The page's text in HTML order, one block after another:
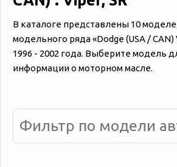
В каталоге представлены 10
модельного ряда «‎Dodge (USA / CAN)
1996 - 2002 года. Выберите модель
информации о моторном масле.